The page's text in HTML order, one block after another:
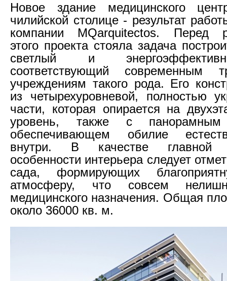
Новое здание медицинского
чилийской столице - результат
компании MQarquitectos. Перед
этого проекта стояла задача
светлый и
соответствующий современным
учреждениям такого рода. Его
из четырехуровневой, полностью
части, которая опирается на
уровень, также с панорамным
обеспечивающем обилие
внутри. В качестве главной
особенности интерьера следует
сада, формирующих
атмосферу, что совсем
медицинского назначения. Общая
около 36000 кв. м.